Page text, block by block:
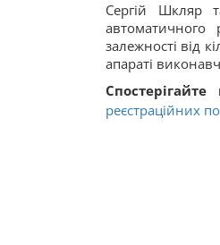
Сергій Шкляр
залежності від
апараті
Спостерігайте
реєстраційних